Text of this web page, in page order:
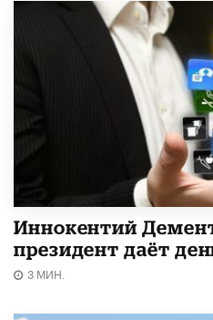
Иннокентий
президент даёт
3 МИН.